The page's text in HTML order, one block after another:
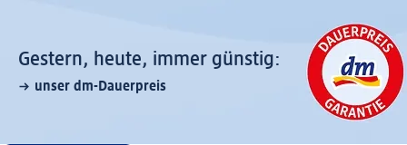
Gestern, heute, immer günstig:
unser dm-Dauerpreis